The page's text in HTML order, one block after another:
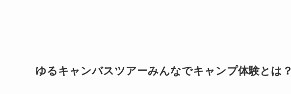
ゆるキャンバスツアーみんなでキャンプ体験とは？